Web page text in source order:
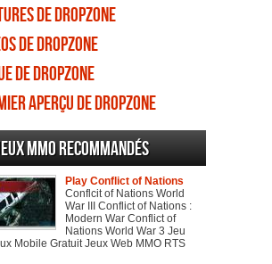
de Dropzone
de Dropzone
de Dropzone
aperçu de Dropzone
MMO recommandés
Play Conflict of Nations
Conflcit of Nations World
War III Conflict of Nations :
Modern War Conflict of
Nations World War 3 Jeu
Mobile Gratuit Jeux Web MMO RTS